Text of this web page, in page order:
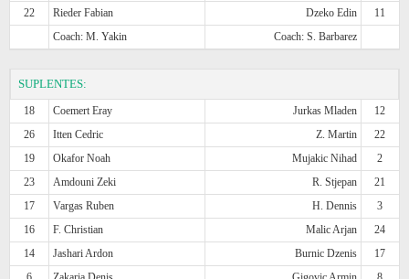
22
Rieder Fabian Dzeko Edin
11
Coach: M. Yakin
Coach: S. Barbarez
SUPLENTES:
18 Coemert Eray Jurkas Mladen
12
26
Itten Cedric Z. Martin
22
19
Okafor Noah Mujakic Nihad
2
23
Amdouni Zeki R. Stjepan
21
17
Vargas Ruben H. Dennis
3
16
F. Christian Malic Arjan
24
14
Jashari Ardon Burnic Dzenis
17